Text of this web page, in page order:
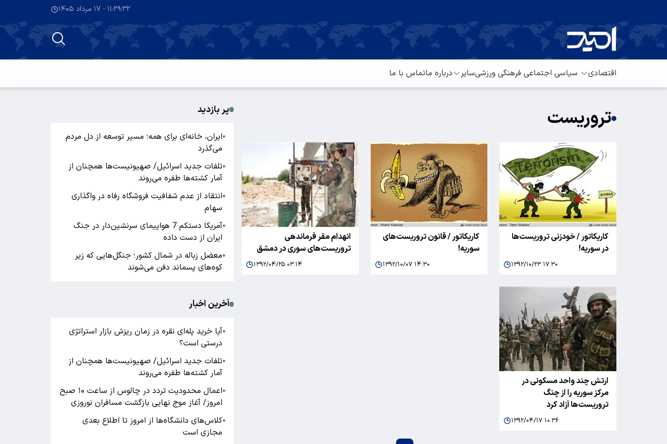
۱۱:۲۹:۳۳ - ۱۷ مرداد ۱۴۰۵
اقتصادی سیاسی اجتماعی فرهنگی ورزشیسایر درباره ماتماس با ما
تروریست
کاریکاتور / خودزنی تروریست‌ها
در سوریه!
۱۳۹۲/۱۰/۲۳ ۱۷:۳۰
کاریکاتور / قانون تروریست‌های
سوریه!
۱۳۹۲/۱۰/۰۷ ۱۴:۳۰
انهدام مقر فرماندهی
تروریست‌های سوری در دمشق
۱۳۹۲/۰۴/۲۵ ۰۳:۱۴
ارتش چند واحد مسکونی در
مرکز سوریه را از چنگ
تروریست‌ها آزاد کرد
۱۳۹۲/۰۴/۱۷ ۱۰:۳۶
پر بازدید
●ایران، خانه‌ای برای همه؛ مسیر توسعه از دل مردم
می‌گذرد
●تلفات جدید اسرائیل/ صهیونیست‌ها همچنان از
آمار کشته‌ها طفره می‌روند
●انتقاد از عدم شفافیت فروشگاه رفاه در واگذاری
سهام
●
آمریکا دستکم 7 هواپیمای سرنشین‌دار در جنگ
ایران از دست داده
●معضل زباله در شمال کشور؛ جنگل‌هایی که زیر
کوه‌های پسماند دفن می‌شوند
آخرین اخبار
●آیا خرید پله‌ای نقره در زمان ریزش بازار استراتژی
درستی است؟
●تلفات جدید اسرائیل/ صهیونیست‌ها همچنان از
آمار کشته‌ها طفره می‌روند
●
اعمال محدودیت تردد در چالوس از ساعت ۱۰ صبح
امروز/ آغاز موج نهایی بازگشت مسافران نوروزی
●کلاس‌های دانشگاه‌ها از امروز تا اطلاع بعدی
مجازی است